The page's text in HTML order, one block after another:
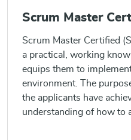
Scrum Master
Scrum Master Certified
a practical, working
equips them to
environment. The
the applicants have
understanding of how to